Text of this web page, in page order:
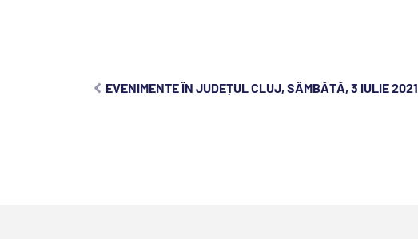
EVENIMENTE ÎN JUDEȚUL CLUJ, SÂMBĂTĂ, 3 IULIE 2021